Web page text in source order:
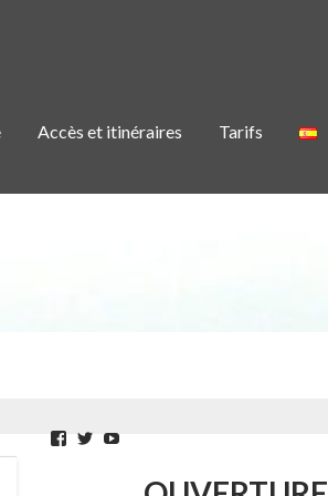
Accès et itinéraires Tarifs
Facebook
Twitter